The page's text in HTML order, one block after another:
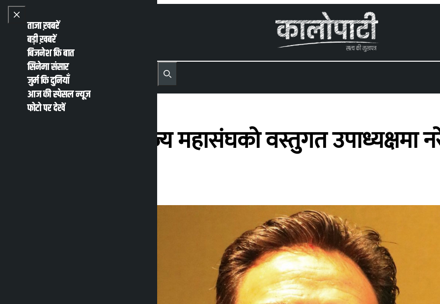
Skip to content
Close menu
ताजा ख़बरें
बड़ी ख़बरें
बिजनेश कि बात
सिनेमा संसार
जुर्म कि दुनियाँ
आज की स्पेसल न्यूज़
फोटो पर देखें
Open main menu
MENU Recent NewsTrending News
Search
नेपाल उद्योग वाणिज्य महासंघको वस्तुगत उपाध्यक्षमा